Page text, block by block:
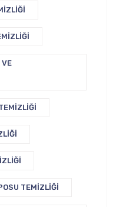
VE
TEMIZLIĞI